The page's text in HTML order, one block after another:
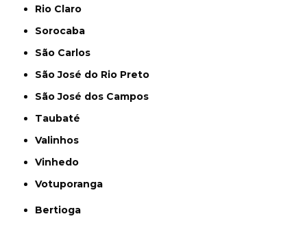
Rio Claro
Sorocaba
São Carlos
São José do Rio Preto
São José dos Campos
Taubaté
Valinhos
Vinhedo
Votuporanga
Bertioga